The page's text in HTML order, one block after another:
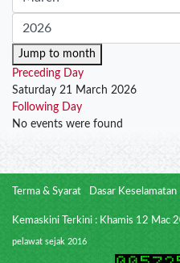
Jump to month
Preceding Day
Saturday 21 March 2026
Following Day
No events were found
Terma & Syarat Dasar Keselamatan
Kemaskini Terkini : Khamis 12 Mac
pelawat sejak 2016